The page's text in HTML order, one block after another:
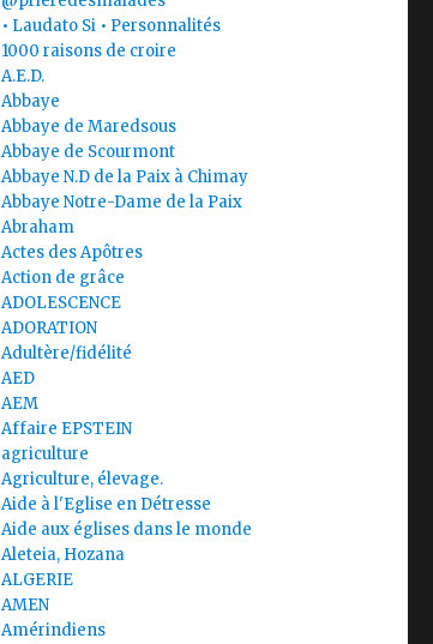
• Laudato Si • Personnalités
1000 raisons de croire
A.E.D.
Abbaye
Abbaye de Maredsous
Abbaye de Scourmont
Abbaye N.D de la Paix à Chimay
Abbaye Notre-Dame de la Paix
Abraham
Actes des Apôtres
Action de grâce
ADOLESCENCE
ADORATION
Adultère/fidélité
AED
AEM
Affaire EPSTEIN
agriculture
Agriculture, élevage.
Aide à l'Eglise en Détresse
Aide aux églises dans le monde
Aleteia, Hozana
ALGERIE
AMEN
Amérindiens